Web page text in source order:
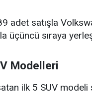
adet satışla
üçüncü sıraya
Modelleri
ilk 5 SUV modeli